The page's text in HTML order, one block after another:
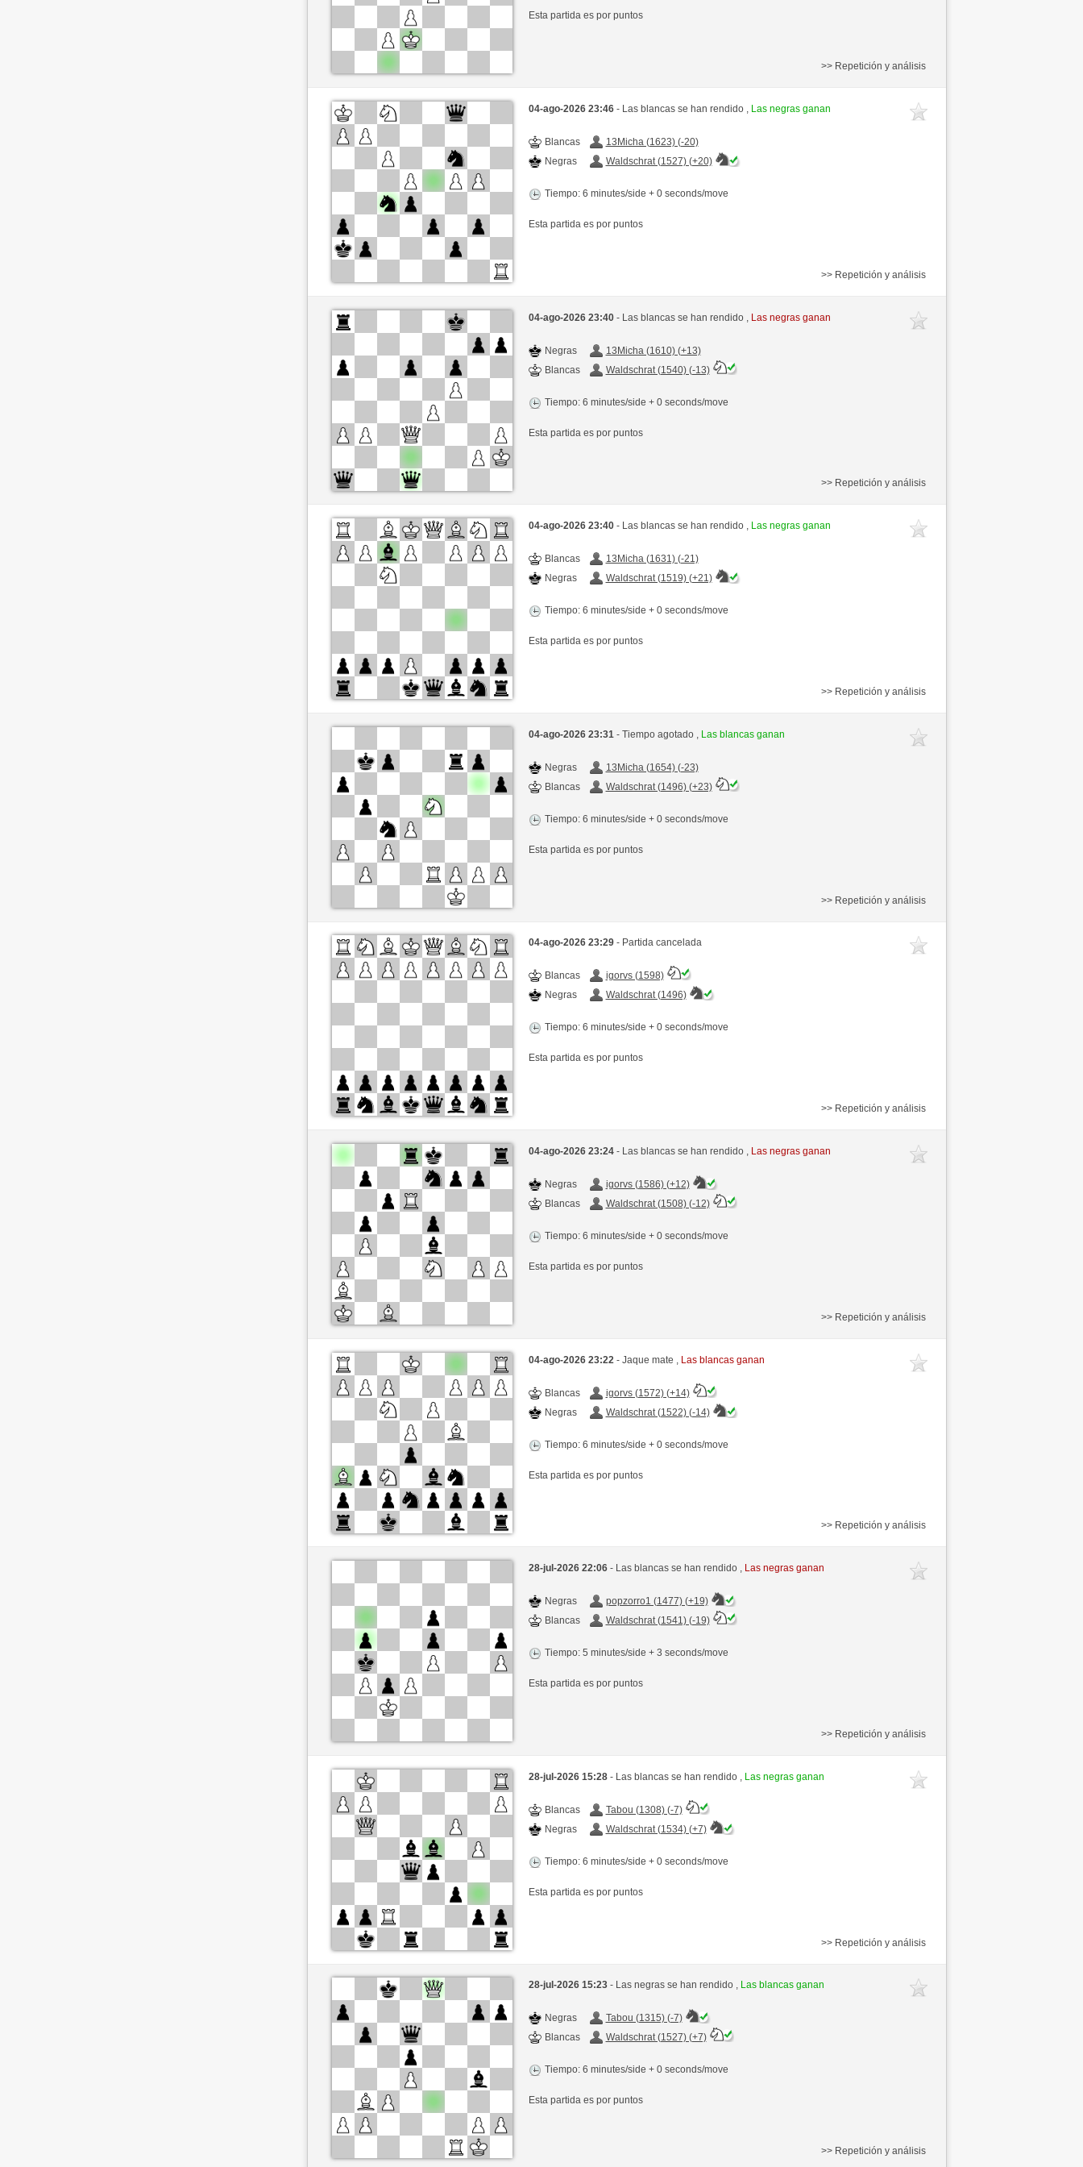
Esta partida es por puntos
>> Repetición y análisis
04-ago-2026 23:46 - Las blancas se han rendido , Las negras ganan
Blancas
13Micha (1623) (-20)
Negras
Waldschrat (1527) (+20)
Tiempo: 6 minutes/side + 0 seconds/move
Esta partida es por puntos
>> Repetición y análisis
04-ago-2026 23:40 - Las blancas se han rendido , Las negras ganan
Negras
13Micha (1610) (+13)
Blancas
Waldschrat (1540) (-13)
Tiempo: 6 minutes/side + 0 seconds/move
Esta partida es por puntos
>> Repetición y análisis
04-ago-2026 23:40 - Las blancas se han rendido , Las negras ganan
Blancas
13Micha (1631) (-21)
Negras
Waldschrat (1519) (+21)
Tiempo: 6 minutes/side + 0 seconds/move
Esta partida es por puntos
>> Repetición y análisis
04-ago-2026 23:31 - Tiempo agotado , Las blancas ganan
Negras
13Micha (1654) (-23)
Blancas
Waldschrat (1496) (+23)
Tiempo: 6 minutes/side + 0 seconds/move
Esta partida es por puntos
>> Repetición y análisis
04-ago-2026 23:29 - Partida cancelada
Blancas
igorvs (1598)
Negras
Waldschrat (1496)
Tiempo: 6 minutes/side + 0 seconds/move
Esta partida es por puntos
>> Repetición y análisis
04-ago-2026 23:24 - Las blancas se han rendido , Las negras ganan
Negras
igorvs (1586) (+12)
Blancas
Waldschrat (1508) (-12)
Tiempo: 6 minutes/side + 0 seconds/move
Esta partida es por puntos
>> Repetición y análisis
04-ago-2026 23:22 - Jaque mate , Las blancas ganan
Blancas
igorvs (1572) (+14)
Negras
Waldschrat (1522) (-14)
Tiempo: 6 minutes/side + 0 seconds/move
Esta partida es por puntos
>> Repetición y análisis
28-jul-2026 22:06 - Las blancas se han rendido , Las negras ganan
Negras
popzorro1 (1477) (+19)
Blancas
Waldschrat (1541) (-19)
Tiempo: 5 minutes/side + 3 seconds/move
Esta partida es por puntos
>> Repetición y análisis
28-jul-2026 15:28 - Las blancas se han rendido , Las negras ganan
Blancas
Tabou (1308) (-7)
Negras
Waldschrat (1534) (+7)
Tiempo: 6 minutes/side + 0 seconds/move
Esta partida es por puntos
>> Repetición y análisis
28-jul-2026 15:23 - Las negras se han rendido , Las blancas ganan
Negras
Tabou (1315) (-7)
Blancas
Waldschrat (1527) (+7)
Tiempo: 6 minutes/side + 0 seconds/move
Esta partida es por puntos
>> Repetición y análisis